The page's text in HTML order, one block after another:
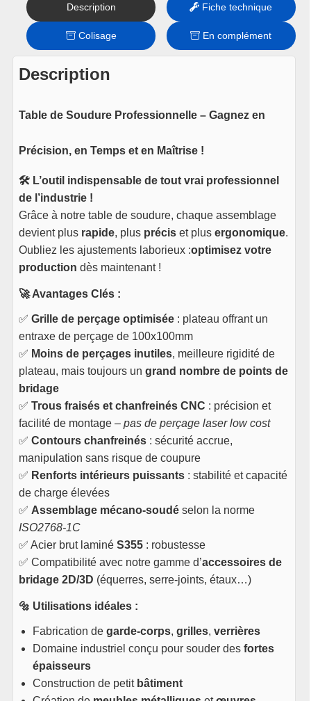
Description Fiche technique
Colisage En complément
Description
Table de Soudure Professionnelle – Gagnez en
Précision, en Temps et en Maîtrise !
🛠️ L’outil indispensable de tout vrai professionnel
de l’industrie !
Grâce à notre table de soudure, chaque assemblage
devient plus rapide, plus précis et plusergonomique.
Oubliez les ajustements laborieux :optimisez votre
production dès maintenant !
🚀 Avantages Clés :
✅Grille de perçage optimisée : plateau offrant un
entraxe de perçage de 100x100mm
✅ Moins de perçages inutiles, meilleure rigidité de
plateau, mais toujours ungrand nombre de points de
bridage
✅Trous fraisés et chanfreinés CNC : précision et
facilité de montage –pas de perçage laser low cost
✅Contours chanfreinés : sécurité accrue,
manipulation sans risque de coupure
✅ Renforts intérieurs puissants : stabilité et capacité
de charge élevées
✅ Assemblage mécano-soudé selon la norme
ISO2768-1C
✅ Acier brut laminéS355 : robustesse
✅ Compatibilité avec notre gamme d’accessoires de
bridage 2D/3D (équerres, serre-joints, étaux…)
🔩 Utilisations idéales :
Fabrication degarde-corps,grilles,verrières
Domaine industriel conçu pour souder desfortes
épaisseurs
Construction de petit bâtiment